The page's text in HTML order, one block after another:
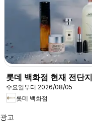
롯데 백화점 현재 전단지
수요일부터 2026/08/05
롯데 백화점
광고